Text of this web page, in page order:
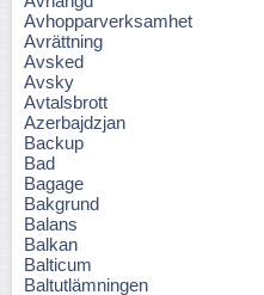
Avhopparverksamhet
Avrättning
Avsked
Avsky
Avtalsbrott
Azerbajdzjan
Backup
Bad
Bagage
Bakgrund
Balans
Balkan
Balticum
Baltutlämningen